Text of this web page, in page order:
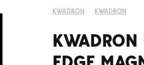
KWADRON KWADRON